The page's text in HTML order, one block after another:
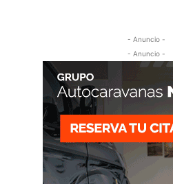
- Anuncio -
- Anuncio -